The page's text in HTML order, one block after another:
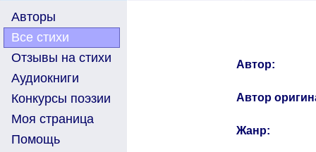
Авторы
Все стихи
Отзывы на стихи
Аудиокниги
Конкурсы поэзии
Моя страница
Помощь
Автор:
Автор
Жанр: